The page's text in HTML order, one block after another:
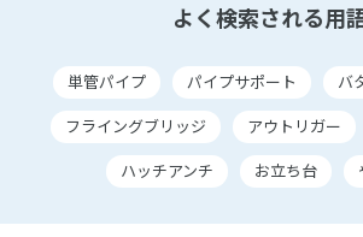
よく検索される用
単管パイプ パイプサポート バ
フライングブリッジ
アウトリガー
ハッチアンチ
お立ち台